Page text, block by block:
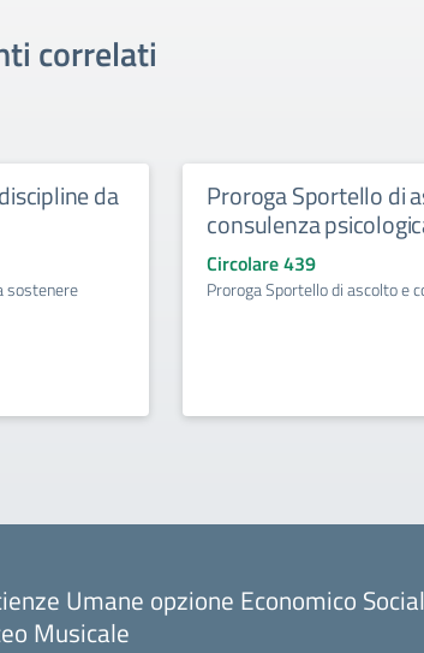
correlati
da
sostenere
Proroga Sportello di
consulenza
Circolare 439
Proroga Sportello di ascolto e
Umane opzione Economico
Musicale